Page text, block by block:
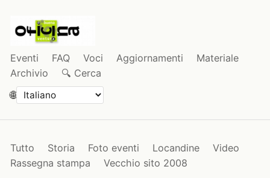
Eventi FAQ Voci Aggiornamenti
Materiale
Archivio
🔍 Cerca
🌐
Tutto Storia Foto eventi Locandine
Video
Rassegna stampa
Vecchio sito 2008